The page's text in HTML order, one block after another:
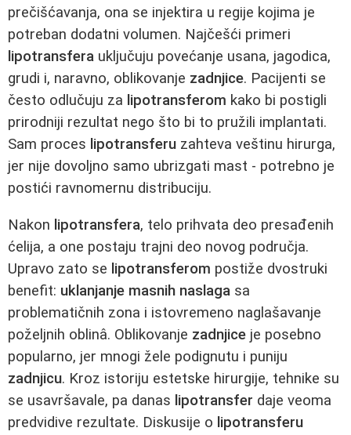
prečišćavanja, ona se injektira u regije kojima je
potreban dodatni volumen. Najčešći primeri
lipotransfera uključuju povećanje usana, jagodica,
grudi i, naravno, oblikovanje zadnjice. Pacijenti se
često odlučuju za lipotransferom kako bi postigli
prirodniji rezultat nego što bi to pružili implantati.
Sam proces lipotransferu zahteva veštinu hirurga,
jer nije dovoljno samo ubrizgati mast - potrebno je
postići ravnomernu distribuciju.
Nakon lipotransfera, telo prihvata deo presađenih
ćelija, a one postaju trajni deo novog područja.
Upravo zato se lipotransferom postiže dvostruki
benefit: uklanjanje masnih naslaga sa
problematičnih zona i istovremeno naglašavanje
poželjnih oblinâ. Oblikovanje zadnjice je posebno
popularno, jer mnogi žele podignutu i puniju
zadnjicu. Kroz istoriju estetske hirurgije, tehnike su
se usavršavale, pa danas lipotransfer daje veoma
predvidive rezultate. Diskusije o lipotransferu